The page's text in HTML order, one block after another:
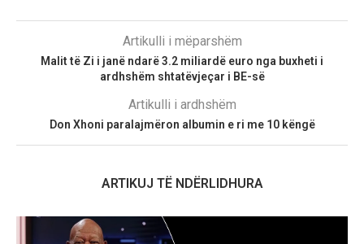
Artikulli i mëparshëm
Malit të Zi i janë ndarë 3.2 miliardë euro nga buxheti i
ardhshëm shtatëvjeçar i BE-së
Artikulli i ardhshëm
Don Xhoni paralajmëron albumin e ri me 10 këngë
ARTIKUJ TË NDËRLIDHURA